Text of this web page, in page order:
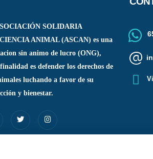
SOLIDARIA
ANIMAL (ASCAN) es una
sin animo de lucro (ONG),
es defender los derechos de
luchando a favor de su
y bienestar.